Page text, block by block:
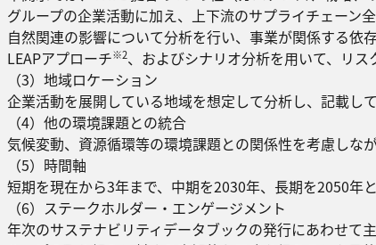
グループの企業活動に加え、上下流のサプライチェーン
自然関連の影響について分析を行い、事業が関係する依
LEAPアプローチ※2、およびシナリオ分析を用いて、リス
（3）地域ロケーション
企業活動を展開している地域を想定して分析し、記載して
（4）他の環境課題との統合
気候変動、資源循環等の環境課題との関係性を考慮しな
（5）時間軸
短期を現在から3年まで、中期を2030年、長期を2050年
（6）ステークホルダー・エンゲージメント
年次のサステナビリティデータブックの発行にあわせて